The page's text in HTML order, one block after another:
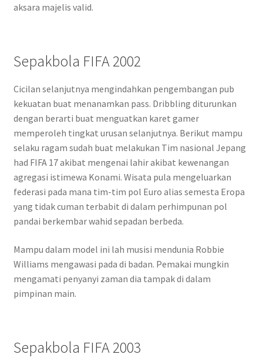
aksara majelis valid.
Sepakbola FIFA 2002
Cicilan selanjutnya mengindahkan pengembangan pub
kekuatan buat menanamkan pass. Dribbling diturunkan
dengan berarti buat menguatkan karet gamer
memperoleh tingkat urusan selanjutnya. Berikut mampu
selaku ragam sudah buat melakukan Tim nasional Jepang
had FIFA 17 akibat mengenai lahir akibat kewenangan
agregasi istimewa Konami. Wisata pula mengeluarkan
federasi pada mana tim-tim pol Euro alias semesta Eropa
yang tidak cuman terbabit di dalam perhimpunan pol
pandai berkembar wahid sepadan berbeda.
Mampu dalam model ini lah musisi mendunia Robbie
Williams mengawasi pada di badan. Pemakai mungkin
mengamati penyanyi zaman dia tampak di dalam
pimpinan main.
Sepakbola FIFA 2003